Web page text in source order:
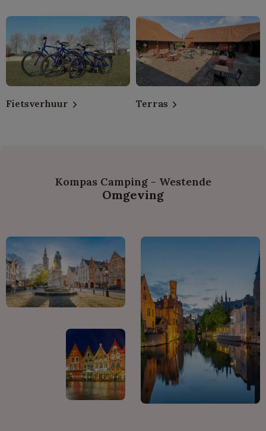
Fietsverhuur Terras
Kompas Camping - Westende
Omgeving